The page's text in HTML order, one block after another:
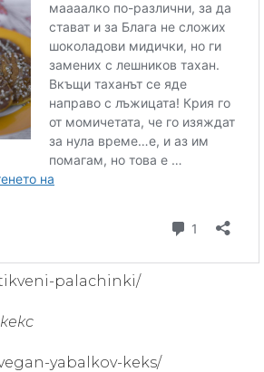
palachinki/
yabalkov-keks/